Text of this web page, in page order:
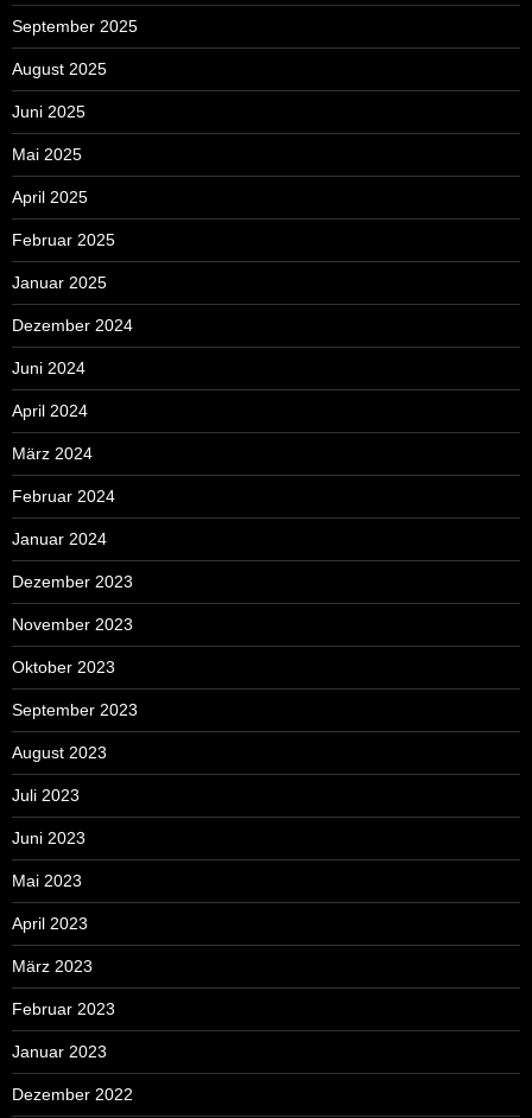
September 2025
August 2025
Juni 2025
Mai 2025
April 2025
Februar 2025
Januar 2025
Dezember 2024
Juni 2024
April 2024
März 2024
Februar 2024
Januar 2024
Dezember 2023
November 2023
Oktober 2023
September 2023
August 2023
Juli 2023
Juni 2023
Mai 2023
April 2023
März 2023
Februar 2023
Januar 2023
Dezember 2022